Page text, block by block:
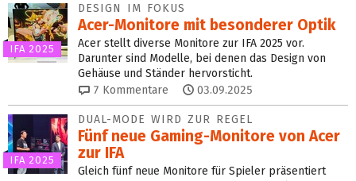
IFA 2025
DESIGN IM FOKUS
Acer-Monitore mit besonderer Optik
Acer stellt diverse Monitore zur IFA 2025 vor.
Darunter sind Modelle, bei denen das Design von
Gehäuse und Ständer hervorsticht.
7 Kommentare 03.09.2025
IFA 2025
DUAL-MODE WIRD ZUR REGEL
Fünf neue Gaming-Monitore von Acer
zur IFA
Gleich fünf neue Monitore für Spieler präsentiert